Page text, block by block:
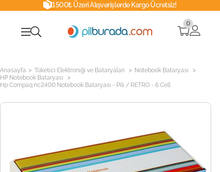
1500₺ Üzeri Alışverişlerde Kargo Ücretsiz!
0
Anasayfa > Tüketici Elektroniği ve Bataryaları > Notebook Bataryası >
HP Notebook Bataryası >
Hp Compaq nc2400 Notebook Bataryası - Pili / RETRO - 6 Cell